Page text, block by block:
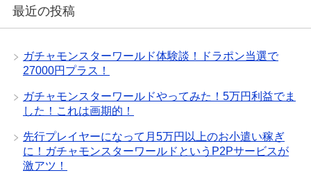
最近の投稿
ガチャモンスターワールド体験談！ドラポン当選で
27000円プラス！
ガチャモンスターワールドやってみた！5万円利益でま
した！これは画期的！
先行プレイヤーになって月5万円以上のお小遣い稼ぎ
に！ガチャモンスターワールドというP2Pサービスが
激アツ！